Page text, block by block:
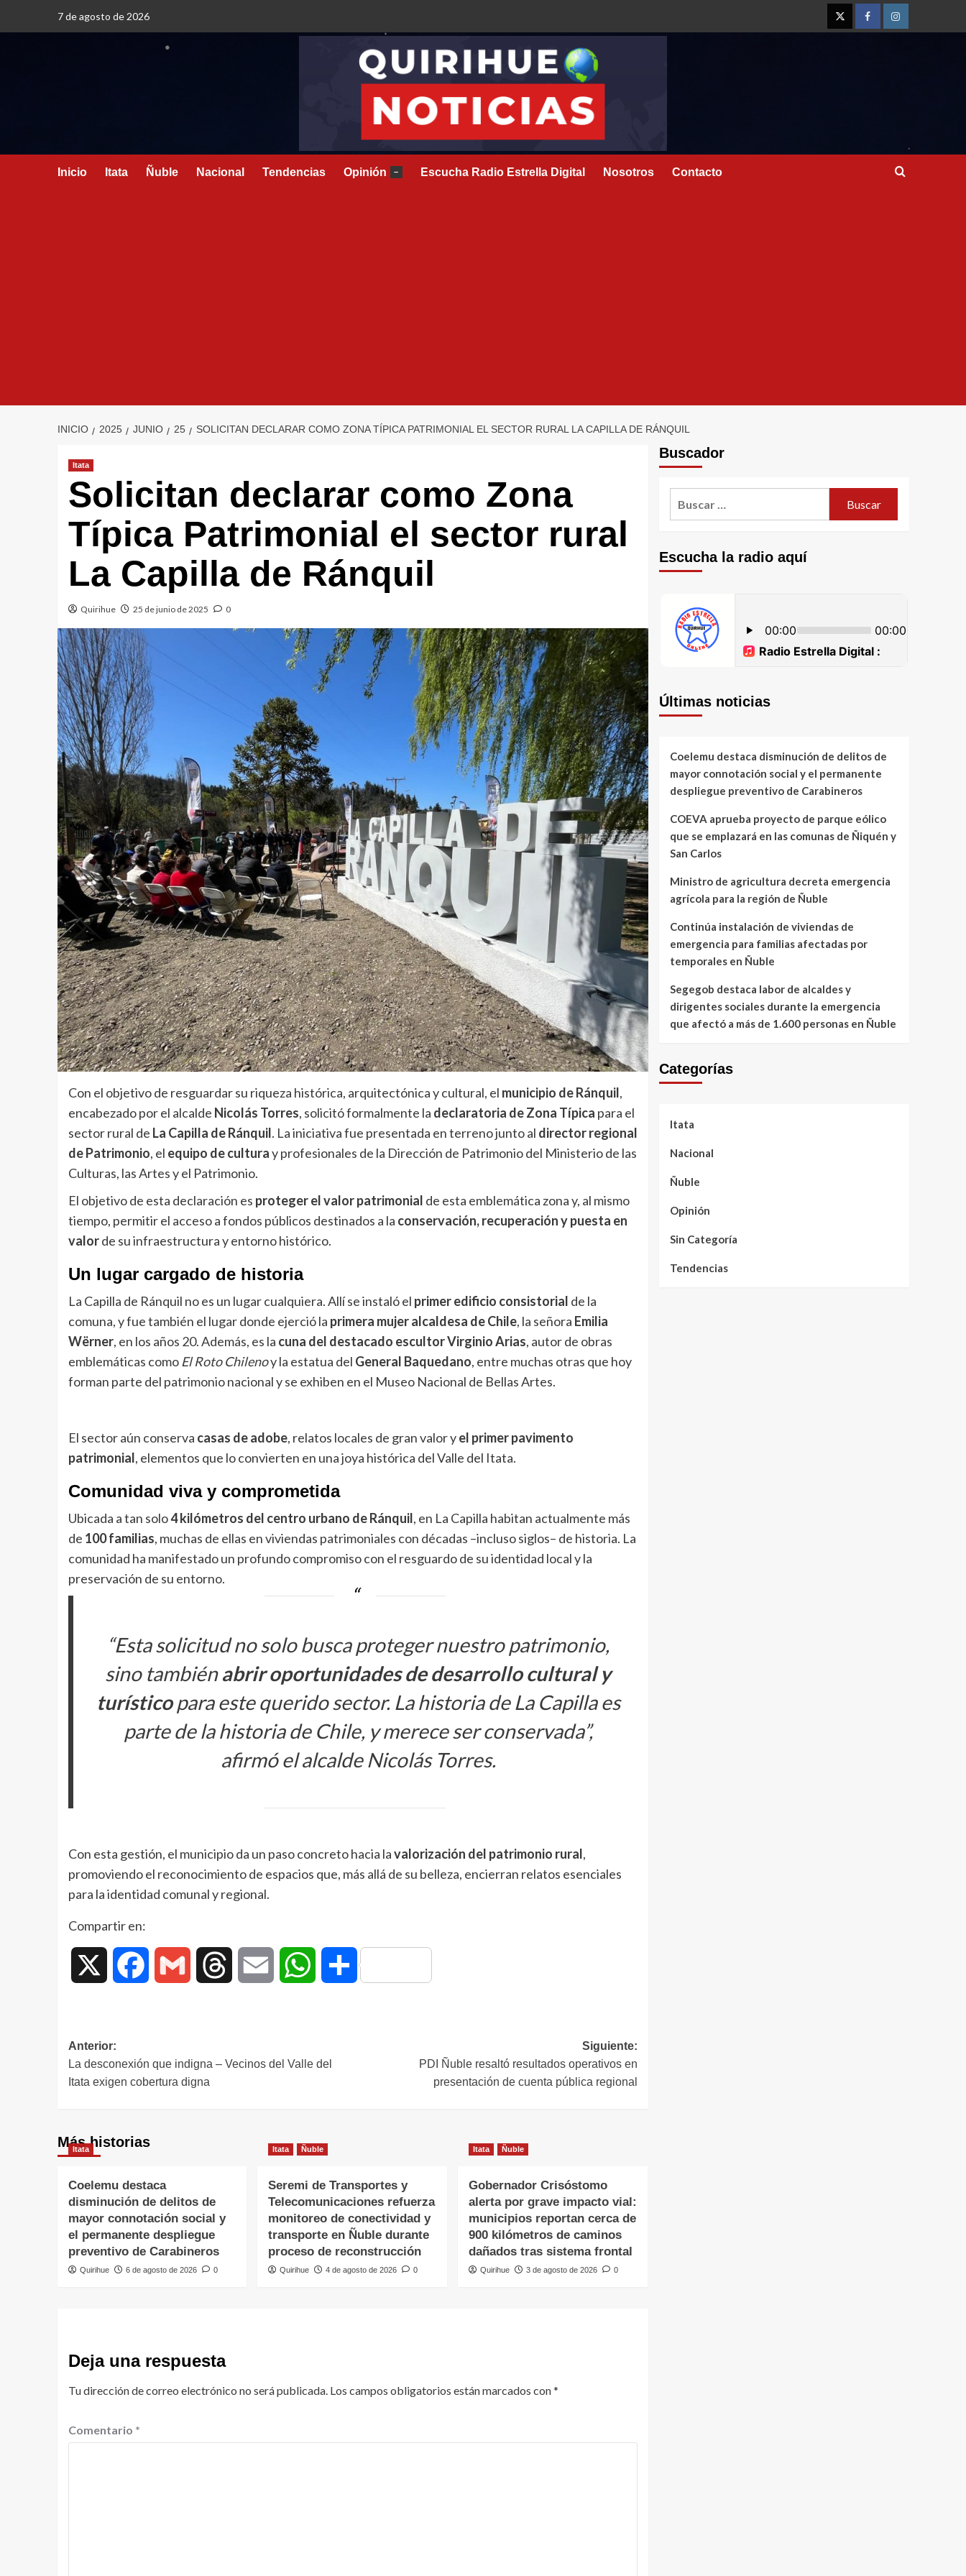
7 de agosto de 2026
Inicio Itata Ñuble Nacional Tendencias Opinión – Escucha Radio Estrella Digital Nosotros Contacto
INICIO 2025 JUNIO 25 SOLICITAN DECLARAR COMO ZONA TÍPICA PATRIMONIAL EL SECTOR RURAL LA CAPILLA DE RÁNQUIL
Itata
Solicitan declarar como Zona
Típica Patrimonial el sector rural
La Capilla de Ránquil
Quirihue 25 de junio de 2025 0
Con el objetivo de resguardar su riqueza histórica, arquitectónica y cultural, el municipio de Ránquil,
encabezado por el alcalde Nicolás Torres, solicitó formalmente la declaratoria de Zona Típica para el
sector rural de La Capilla de Ránquil. La iniciativa fue presentada en terreno junto al director regional
de Patrimonio, el equipo de culturay profesionales de la Dirección de Patrimonio del Ministerio de las
Culturas, las Artes y el Patrimonio.
El objetivo de esta declaración es proteger el valor patrimonial de esta emblemática zona y, al mismo
tiempo, permitir el acceso a fondos públicos destinados a la conservación, recuperación y puesta en
valorde su infraestructura y entorno histórico.
Un lugar cargado de historia
La Capilla de Ránquil no es un lugar cualquiera. Allí se instaló el primer edificio consistorial de la
comuna, y fue también el lugar donde ejerció la primera mujer alcaldesa de Chile, la señora Emilia
Wërner, en los años 20. Además, es la cuna del destacado escultor Virginio Arias, autor de obras
emblemáticas como El Roto Chilenoy la estatua del General Baquedano, entre muchas otras que hoy
forman parte del patrimonio nacional y se exhiben en el Museo Nacional de Bellas Artes.
El sector aún conserva casas de adobe, relatos locales de gran valor yel primer pavimento
patrimonial, elementos que lo convierten en una joya histórica del Valle del Itata.
Comunidad viva y comprometida
Ubicada a tan solo4 kilómetros del centro urbano de Ránquil, en La Capilla habitan actualmente más
de 100 familias, muchas de ellas en viviendas patrimoniales con décadas –incluso siglos– de historia. La
comunidad ha manifestado un profundo compromiso con el resguardo de su identidad local y la
preservación de su entorno.
“Esta solicitud no solo busca proteger nuestro patrimonio,
sino tambiénabrir oportunidades de desarrollo cultural y
turísticopara este querido sector. La historia de La Capilla es
parte de la historia de Chile, y merece ser conservada”,
afirmó el alcalde Nicolás Torres.
Con esta gestión, el municipio da un paso concreto hacia lavalorización del patrimonio rural,
promoviendo el reconocimiento de espacios que, más allá de su belleza, encierran relatos esenciales
para la identidad comunal y regional.
Compartir en:
Facebook Gmail Threads Email WhatsAppCompartir
Anterior:
La desconexión que indigna – Vecinos del Valle del
Itata exigen cobertura digna
Siguiente:
PDI Ñuble resaltó resultados operativos en
presentación de cuenta pública regional
Más historias
Itata
Coelemu destaca
disminución de delitos de
mayor connotación social y
el permanente despliegue
preventivo de Carabineros
Quirihue 6 de agosto de 2026 0
Itata Ñuble
Seremi de Transportes y
Telecomunicaciones refuerza
monitoreo de conectividad y
transporte en Ñuble durante
proceso de reconstrucción
Quirihue 4 de agosto de 2026 0
Itata Ñuble
Gobernador Crisóstomo
alerta por grave impacto vial:
municipios reportan cerca de
900 kilómetros de caminos
dañados tras sistema frontal
Quirihue 3 de agosto de 2026 0
Deja una respuesta
Tu dirección de correo electrónico no será publicada. Los campos obligatorios están marcados con*
Comentario *
Buscador
Escucha la radio aquí
Últimas noticias
Coelemu destaca disminución de delitos de
mayor connotación social y el permanente
despliegue preventivo de Carabineros
COEVA aprueba proyecto de parque eólico
que se emplazará en las comunas de Ñiquén y
San Carlos
Ministro de agricultura decreta emergencia
agrícola para la región de Ñuble
Continúa instalación de viviendas de
emergencia para familias afectadas por
temporales en Ñuble
Segegob destaca labor de alcaldes y
dirigentes sociales durante la emergencia
que afectó a más de 1.600 personas en Ñuble
Categorías
Itata
Nacional
Ñuble
Opinión
Sin Categoría
Tendencias